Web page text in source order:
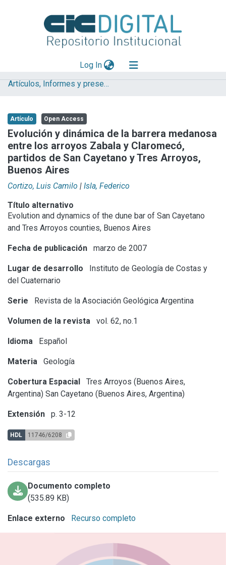
Log In(current)
Explorar
Aportar material
Statistics
Artículos, Informes y presentaciones en Congresos
Artículo Open Access
Evolución y dinámica de la barrera medanosa
entre los arroyos Zabala y Claromecó,
partidos de San Cayetano y Tres Arroyos,
Buenos Aires
Cortizo, Luis Camilo | Isla, Federico
Título alternativo
Evolution and dynamics of the dune bar of San Cayetano
and Tres Arroyos counties, Buenos Aires
Fecha de publicación marzo de 2007
Lugar de desarrollo
Instituto de Geología de Costas y
del Cuaternario
Serie Revista de la Asociación Geológica Argentina
Volumen de la revista vol. 62, no.1
Idioma Español
Materia Geología
Cobertura Espacial
Tres Arroyos (Buenos Aires,
Argentina) San Cayetano (Buenos Aires, Argentina)
Extensión p. 3-12
HDL 11746/6208
Descargas
Documento completo
(535.89 KB)
Enlace externo Recurso completo